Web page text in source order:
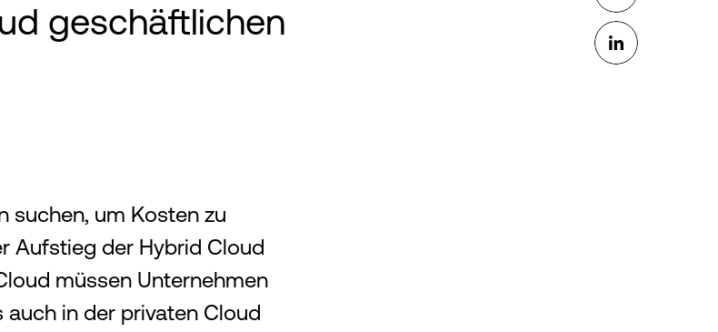
geschäftlichen
suchen, um Kosten zu
Aufstieg der Hybrid Cloud
müssen Unternehmen
in der privaten Cloud